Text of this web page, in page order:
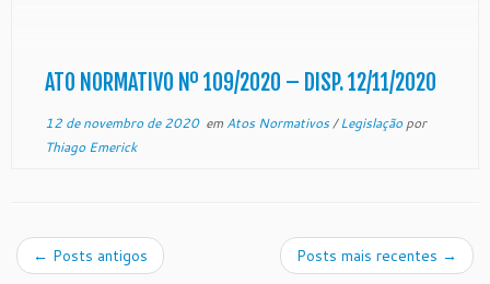
ATO NORMATIVO Nº 109/2020 – DISP. 12/11/2020
12 de novembro de 2020em Atos Normativos/Legislaçãopor
Thiago Emerick
← Posts antigos Posts mais recentes →